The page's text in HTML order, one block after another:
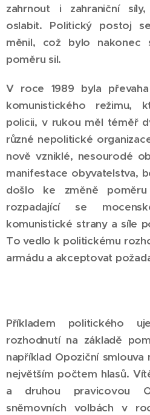
zahrnout i zahraniční
oslabit. Politický postoj
měnil, což bylo nakonec
poměru sil.
V roce 1989 byla
komunistického režimu,
policii, v rukou měl téměř
různé nepolitické
nově vzniklé, nesourodé
manifestace obyvatelstva,
došlo ke změně
rozpadající se
komunistické strany a síle
To vedlo k politickému
armádu a akceptovat
Příkladem politického
rozhodnutí na základě
například Opoziční smlouva
největším počtem hlasů.
a druhou pravicovou
sněmovních volbách v